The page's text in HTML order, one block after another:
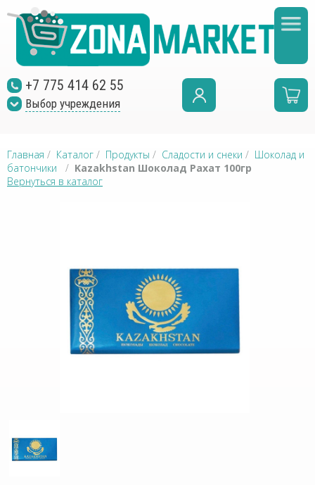
+7 775 414 62 55
Выбор учреждения
Главная / Каталог / Продукты / Сладости и снеки / Шоколад и
батончики / Kazakhstan Шоколад Рахат 100гр
Вернуться в каталог